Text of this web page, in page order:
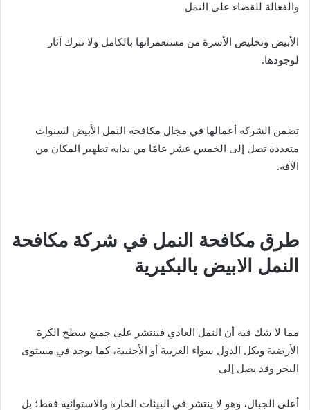
والفعالة للقضاء على النمل
الأبيض وتخليص الأسرة من مستعمراتها بالكامل ولا تترك آثار
لوجودها.
تضمن الشركة أعمالها في مجال مكافحة النمل الأبيض لسنوات
متعددة تصل إلى الخمس عشر عامًا من بداية تطهير المكان من
الآفة.
طرق مكافحة النمل في شركة مكافحة
النمل الابيض بالبكيرية
مما لا شك فيه أن النمل العادي فينتشر على جميع سطح الكرة
الأرضية وبكل الدول سواء العربية أو الأجنبية، كما يوجد في مستوى
البحر وقد يصل إلى
أعلى الجبال، وهو لا ينتشر في البيئات الحارة والاستوائية فقط؛ بل